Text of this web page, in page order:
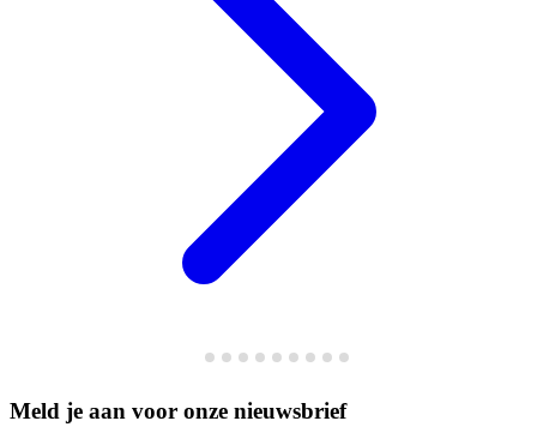
Meld je aan voor onze nieuwsbrief